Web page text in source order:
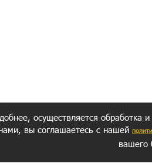
осуществляется обработка
вы соглашаетесь с нашей
вашего